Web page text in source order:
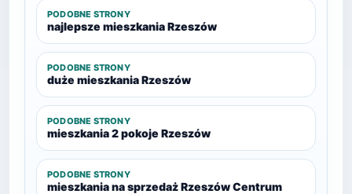
PODOBNE STRONY
najlepsze mieszkania Rzeszów
PODOBNE STRONY
duże mieszkania Rzeszów
PODOBNE STRONY
mieszkania 2 pokoje Rzeszów
PODOBNE STRONY
mieszkania na sprzedaż Rzeszów Centrum